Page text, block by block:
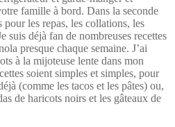
famille à bord. Dans la seconde
les repas, les collations, les
suis déjà fan de nombreuses recettes
presque chaque semaine. J’ai
à la mijoteuse lente dans mon
soient simples et simples, pour
(comme les tacos et les pâtes) ou,
de haricots noirs et les gâteaux de